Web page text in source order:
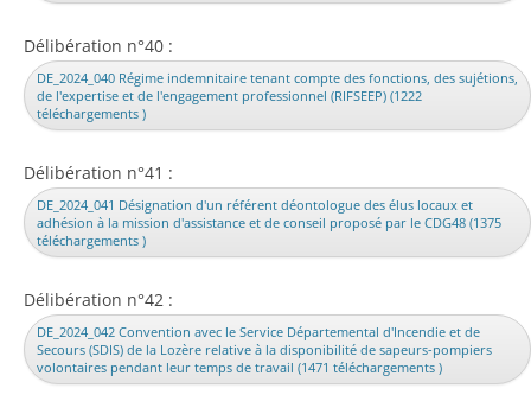
Délibération n°40 :
DE_2024_040 Régime indemnitaire tenant compte des fonctions, des sujétions,
de l'expertise et de l'engagement professionnel (RIFSEEP) (1222
téléchargements )
Délibération n°41 :
DE_2024_041 Désignation d'un référent déontologue des élus locaux et
adhésion à la mission d'assistance et de conseil proposé par le CDG48 (1375
téléchargements )
Délibération n°42 :
DE_2024_042 Convention avec le Service Départemental d'Incendie et de
Secours (SDIS) de la Lozère relative à la disponibilité de sapeurs-pompiers
volontaires pendant leur temps de travail (1471 téléchargements )